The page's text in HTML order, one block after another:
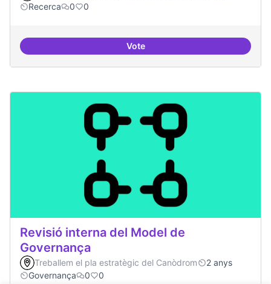
Recerca
0 0
VoteProjectes de recerca
Revisió interna del Model de
Governança
Treballem el pla estratègic del Canòdrom
2 anys
Governança
0 0